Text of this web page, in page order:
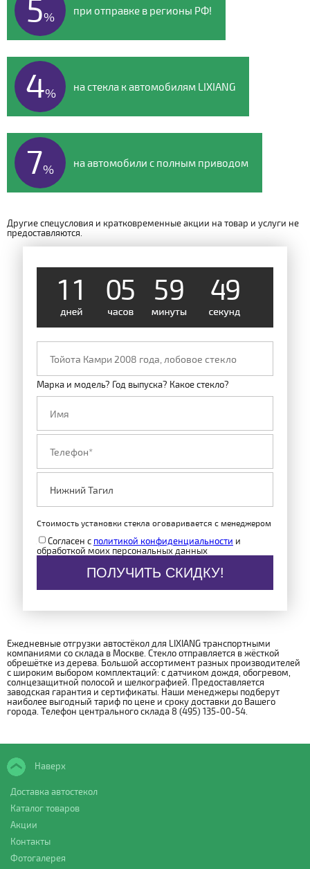
5% при отправке в регионы РФ!
4% на стекла к автомобилям LIXIANG
7% на автомобили с полным приводом
Другие спецусловия и кратковременные акции на товар и услуги не
предоставляются.
1 1 05 59 48
Марка и модель? Год выпуска? Какое стекло?
Стоимость установки стекла оговаривается с менеджером
Согласен с политикой конфиденциальности и
обработкой моих персональных данных
ПОЛУЧИТЬ СКИДКУ!
Ежедневные отгрузки автостёкол для LIXIANG транспортными
компаниями со склада в Москве. Стекло отправляется в жёсткой
обрешётке из дерева. Большой ассортимент разных производителей
с широким выбором комплектаций: с датчиком дождя, обогревом,
солнцезащитной полосой и шелкографией. Предоставляется
заводская гарантия и сертификаты. Наши менеджеры подберут
наиболее выгодный тариф по цене и сроку доставки до Вашего
города. Телефон центрального склада 8 (495) 135-00-54.
Наверх
Доставка автостекол
Каталог товаров
Акции
Контакты
Фотогалерея